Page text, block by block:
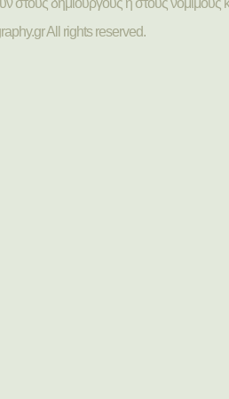
All rights reserved.